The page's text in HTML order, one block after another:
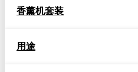
香薰机套装
用途